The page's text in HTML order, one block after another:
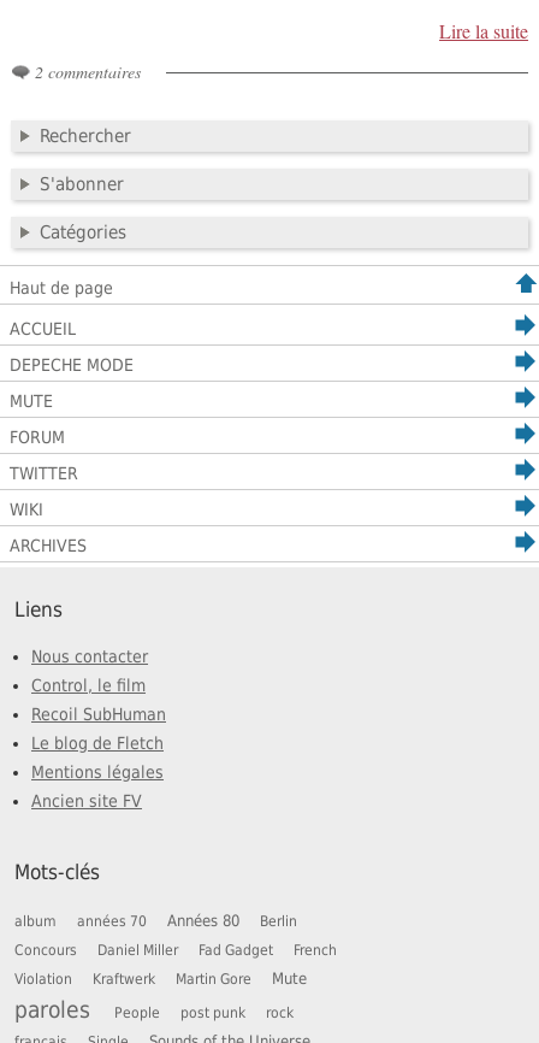
Lire la suite
2 commentaires
Rechercher
S'abonner
Catégories
Haut de page
ACCUEIL
DEPECHE MODE
MUTE
FORUM
TWITTER
WIKI
ARCHIVES
Liens
Nous contacter
Control, le film
Recoil SubHuman
Le blog de Fletch
Mentions légales
Ancien site FV
Mots-clés
album années 70 Années 80
Berlin
Concours
Daniel Miller Fad Gadget
French
Violation
Kraftwerk Martin Gore Mute
paroles People post punk
rock